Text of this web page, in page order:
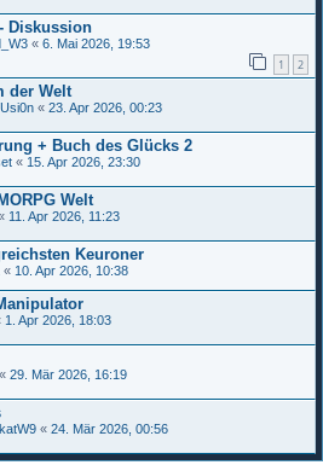
Diskussion
« 6. Mai 2026, 19:53
1 2
der Welt
« 23. Apr 2026, 00:23
+ Buch des Glücks 2
« 15. Apr 2026, 23:30
Welt
11. Apr 2026, 11:23
Keuroner
« 10. Apr 2026, 10:38
1. Apr 2026, 18:03
« 29. Mär 2026, 16:19
« 24. Mär 2026, 00:56